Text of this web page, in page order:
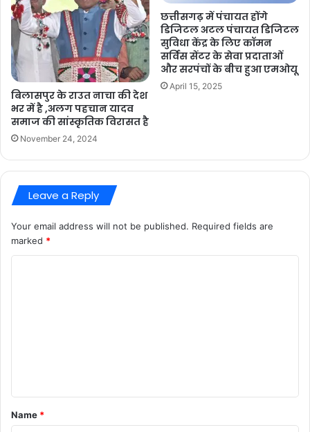
बिलासपुर के राउत नाचा की देश
भर में है ,अलग पहचान यादव
समाज की सांस्कृतिक विरासत है
November 24, 2024
छत्तीसगढ़ में पंचायत होंगे
डिजिटल अटल पंचायत डिजिटल
सुविधा केंद्र के लिए कॉमन
सर्विस सेंटर के सेवा प्रदाताओं
और सरपंचों के बीच हुआ एमओयू
April 15, 2025
Leave a Reply
Your email address will not be published. Required fields are
marked *
*
Name *